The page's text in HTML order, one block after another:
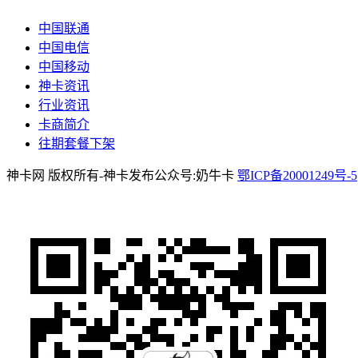
中国联通
中国电信
中国移动
神卡资讯
行业资讯
卡商简介
往期套餐下架
神卡网 版权所有-神卡发布公众号:奶牛卡 鄂ICP备20001249号-5